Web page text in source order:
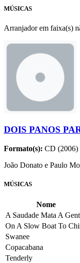
MÚSICAS
Arranjador em faixa(s)
DOIS PANOS
Formato(s): CD (2006)
João Donato e Paulo
MÚSICAS
Nome
A Saudade Mata A
On A Slow Boat To
Swanee
Copacabana
Tenderly